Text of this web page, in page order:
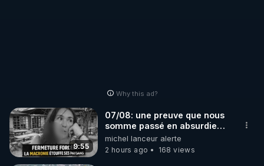
▶ 10 % de réduction sur les extracteurs de la
marque SANA :
Rendez-vous sur http://rgnr.li/lechoubrave
code : REGENERE10
Why this ad?
9:55
07/08: une preuve que nous
somme passé en absurdie
une dictature qui veut faire
taire ses opposant !
michel lanceur alerte
2 hours ago
168 views